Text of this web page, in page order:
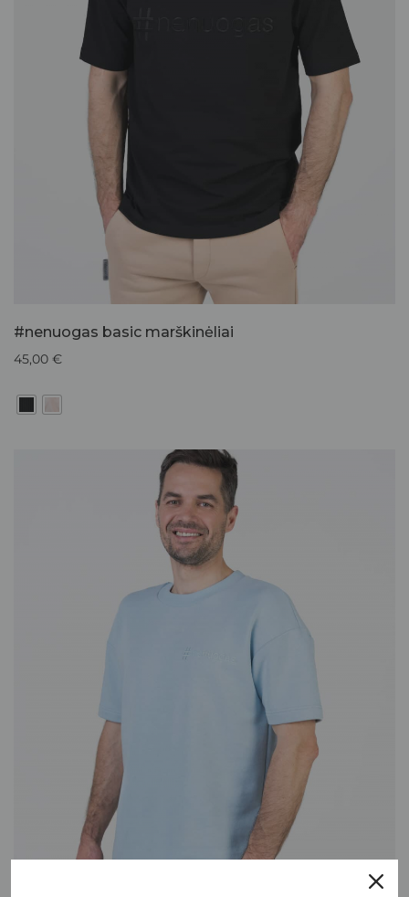
#nenuogas basic marškinėliai
45,00 €